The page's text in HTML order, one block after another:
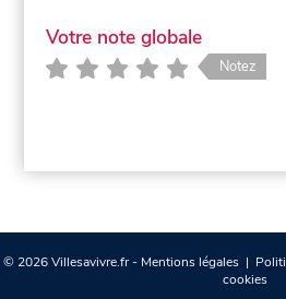
Votre note globale
Notez
© 2026 Villesavivre.fr - Mentions légales|
cookies